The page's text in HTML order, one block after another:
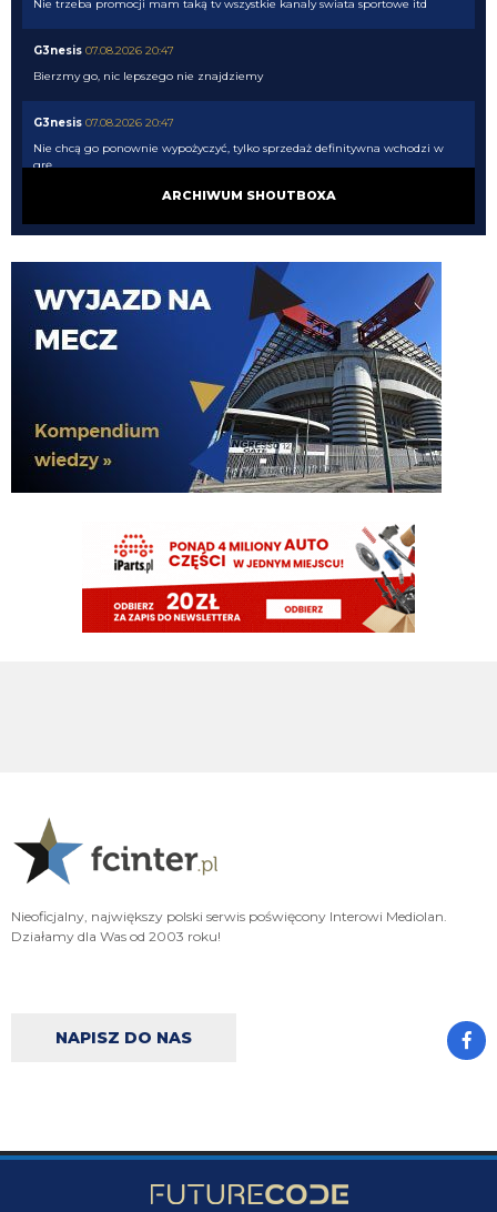
Nie trzeba promocji mam taką tv wszystkie kanaly swiata sportowe itd
G3nesis 07.08.2026 20:47
Bierzmy go, nic lepszego nie znajdziemy
G3nesis 07.08.2026 20:47
Nie chcą go ponownie wypożyczyć, tylko sprzedaż definitywna wchodzi w
grę
Cancelo wrócił do Al Hilal
Nerazzurro90
07.08.2026 19:42
Botmon publicznie czci zmarlego bandyte piscitelliego brak slow obraz
nedzy i rozpaczy
G3nesis
07.08.2026 19:15
Hehe 😁
Adriano ty already dead a nie forever he xd
FENDI_SOSA 07.08.2026 18:56
Oleeks ciśnij go he
Adriano_forever
typ jest odklejony
Wiem, że on tutaj coś pisał, pewnie ma w zwyczaju też czytać i pompować
sobie ego na każdą wspominkę o nim xD Żałosny typek
martins2000 07.08.2026 16:21
Lucumi ustalił z Juventusem 5-letni kontrakt wart 2,5 mln € rocznie.
Nottingham oferuje mu 3,5 mln, ale Kolumbijczyk preferuje Juventus.
ARCHIWUM SHOUTBOXA
Nieoficjalny, największy polski serwis poświęcony Interowi Mediolan.
Działamy dla Was od 2003 roku!
NAPISZ DO NAS